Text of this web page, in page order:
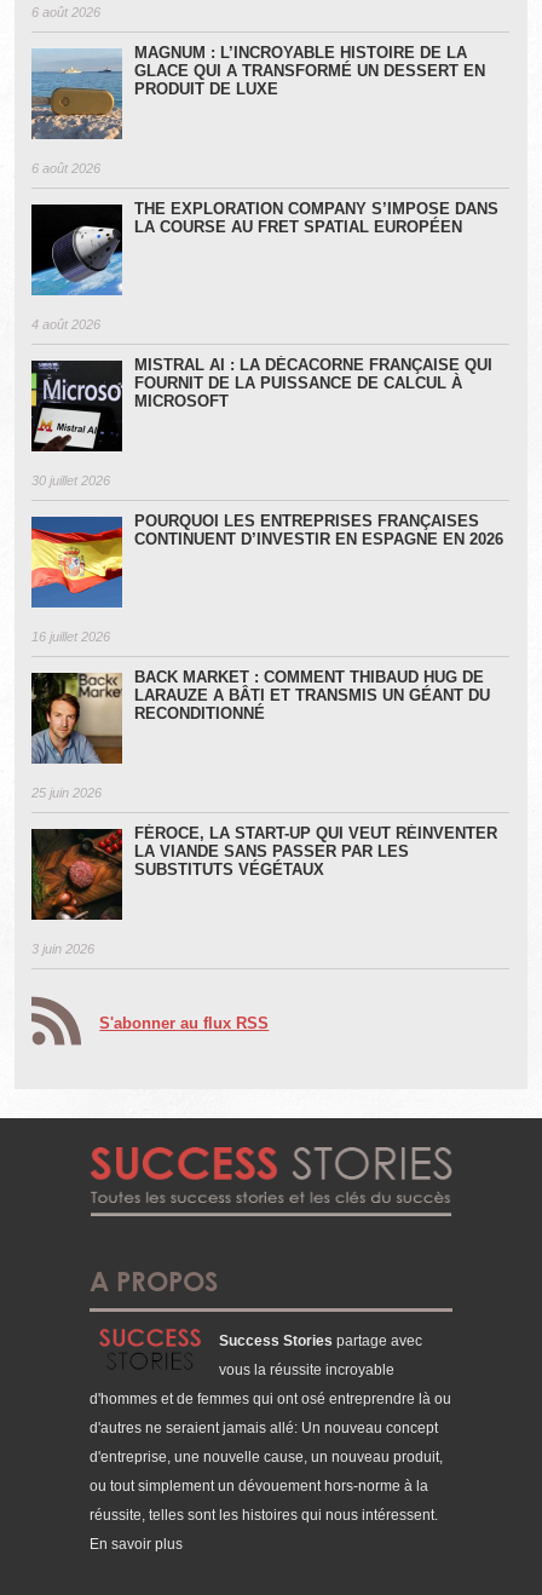
6 août 2026
MAGNUM : L’INCROYABLE HISTOIRE DE LA
GLACE QUI A TRANSFORMÉ UN DESSERT EN
PRODUIT DE LUXE
6 août 2026
THE EXPLORATION COMPANY S’IMPOSE DANS
LA COURSE AU FRET SPATIAL EUROPÉEN
4 août 2026
MISTRAL AI : LA DÉCACORNE FRANÇAISE QUI
FOURNIT DE LA PUISSANCE DE CALCUL À
MICROSOFT
30 juillet 2026
POURQUOI LES ENTREPRISES FRANÇAISES
CONTINUENT D’INVESTIR EN ESPAGNE EN 2026
16 juillet 2026
BACK MARKET : COMMENT THIBAUD HUG DE
LARAUZE A BÂTI ET TRANSMIS UN GÉANT DU
RECONDITIONNÉ
25 juin 2026
FÉROCE, LA START-UP QUI VEUT RÉINVENTER
LA VIANDE SANS PASSER PAR LES
SUBSTITUTS VÉGÉTAUX
3 juin 2026
S'abonner au flux RSS
A PROPOS
Success Stories partage avec
vous la réussite incroyable
d'hommes et de femmes qui ont osé entreprendre là ou
d'autres ne seraient jamais allé: Un nouveau concept
d'entreprise, une nouvelle cause, un nouveau produit,
ou tout simplement un dévouement hors-norme à la
réussite, telles sont les histoires qui nous intéressent.
En savoir plus